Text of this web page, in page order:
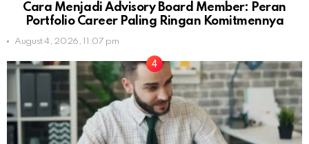
Cara Menjadi Advisory Board Member: Peran
Portfolio Career Paling Ringan Komitmennya
August 4, 2026, 11:07 pm